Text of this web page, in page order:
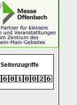
Seitenzugriffe